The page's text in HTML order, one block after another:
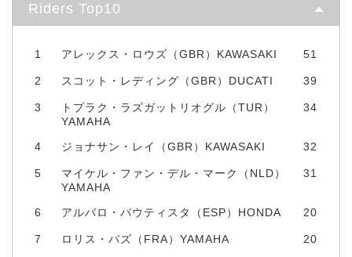
Riders Top10
1 アレックス・ロウズ（GBR）KAWASAKI 51
2 スコット・レディング（GBR）DUCATI 39
3
トプラク・ラズガットリオグル（TUR）
YAMAHA
34
4 ジョナサン・レイ（GBR）KAWASAKI 32
5
マイケル・ファン・デル・マーク（NLD）
YAMAHA
31
6 アルバロ・バウティスタ（ESP）HONDA 20
7 ロリス・バズ（FRA）YAMAHA 20